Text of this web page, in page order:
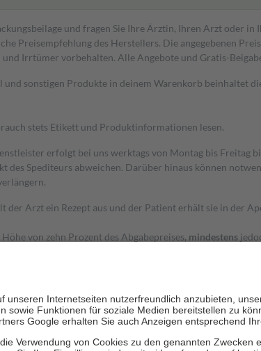
und fragen Sie Ihre Ärztin, Ihren Arzt oder
Preisempfehlung des Herstellers. Die angegebenen
Irrtümer vorbehalten. Alle Angebote und Gratis-
sonstigen Produkte in deinem Warenkorb beinhaltet
stets Etikett und Produktinformationen lesen.
erfolgt bei uns werktags von Montag bis Freitag
Spediteurs abweichen. Darüber hinaus können
Arzt ein Rezept aus und der Patient erhält sie in der
von zehn Prozent des Abgabepreises, mindestens
Apotheken.
Gesundheit zu stärken und die besondere Stellung
Lebensjahr mit Ausnahme der Fahrkosten
die von der GKV getragen werden